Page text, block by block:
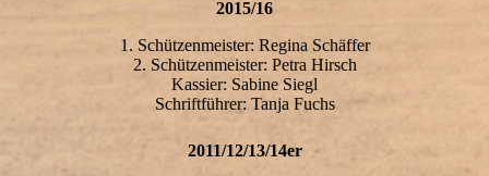
2015/16
1. Schützenmeister: Regina Schäffer
2. Schützenmeister: Petra Hirsch
Kassier: Sabine Siegl
Schriftführer: Tanja Fuchs
2011/12/13/14er